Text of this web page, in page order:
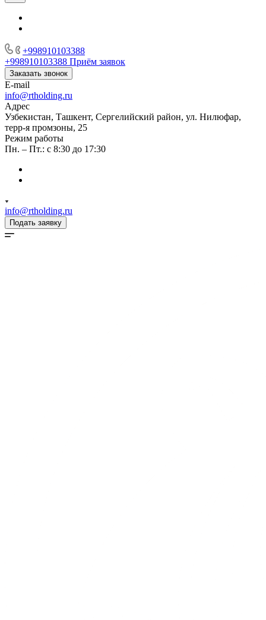
+998910103388
+998910103388 Приём заявок
Заказать звонок
E-mail
info@rtholding.ru
Адрес
Узбекистан, Ташкент, Сергелийский район, ул. Нилюфар,
терр-я промзоны, 25
Режим работы
Пн. – Пт.: с 8:30 до 17:30
info@rtholding.ru
Подать заявку